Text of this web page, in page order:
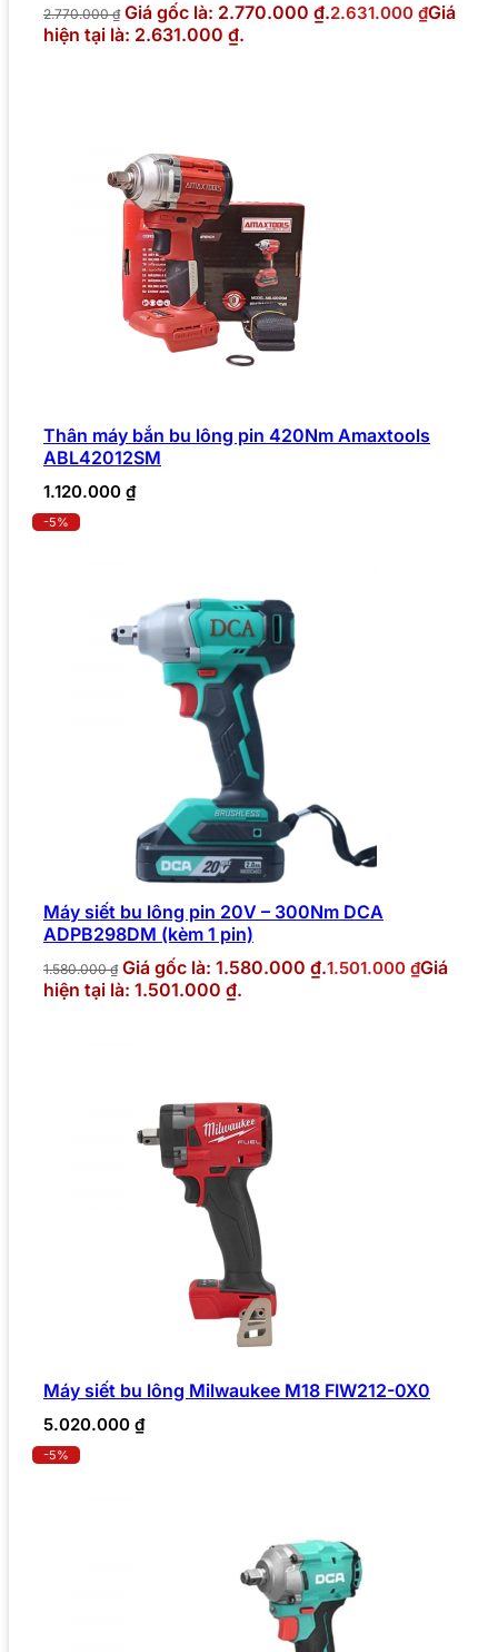
2.770.000₫ Giá gốc là: 2.770.000 ₫.2.631.000 ₫Giá
hiện tại là: 2.631.000 ₫.
Thân máy bắn bu lông pin 420Nm Amaxtools
ABL42012SM
1.120.000 ₫
-5%
Máy siết bu lông pin 20V – 300Nm DCA
ADPB298DM (kèm 1 pin)
1.580.000₫ Giá gốc là: 1.580.000 ₫.1.501.000 ₫Giá
hiện tại là: 1.501.000 ₫.
Máy siết bu lông Milwaukee M18 FIW212-0X0
5.020.000 ₫
-5%